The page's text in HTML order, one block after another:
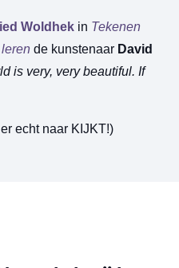
Woldhek in Tekenen
de kunstenaar David
is very, very beautiful. If
echt naar KIJKT!)